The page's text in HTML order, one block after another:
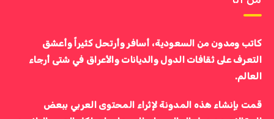
كاتب ومدون من السعودية، أسافر وأرتحل كثيراً وأعشق
التعرف على ثقافات الدول والديانات والأعراق في شتى أرجاء
العالم.
قمت بإنشاء هذه المدونة لإثراء المحتوى العربي ببعض